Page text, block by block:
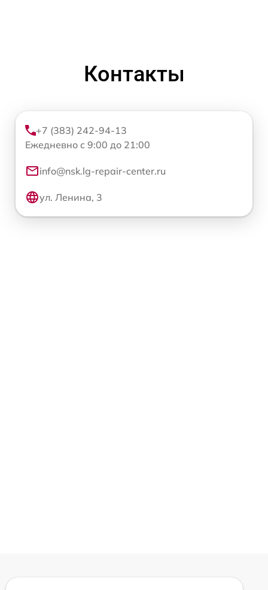
Контакты
+7 (383) 242-94-13
Ежедневно с 9:00 до 21:00
info@nsk.lg-repair-center.ru
ул. Ленина, 3